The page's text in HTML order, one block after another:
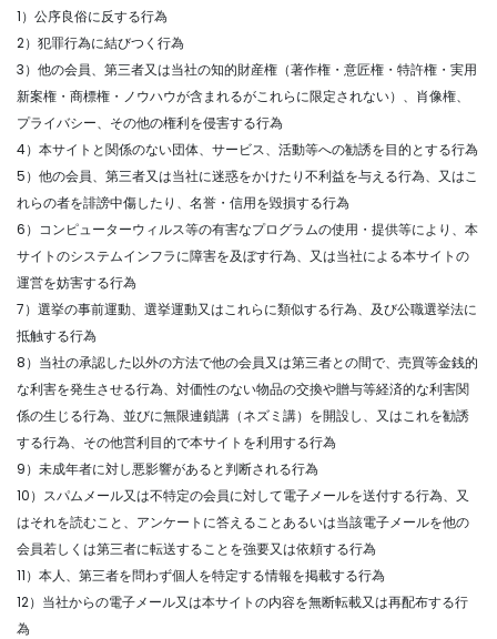
1）公序良俗に反する行為
2）犯罪行為に結びつく行為
3）他の会員、第三者又は当社の知的財産権（著作権・意匠権・特許権・実用
新案権・商標権・ノウハウが含まれるがこれらに限定されない）、肖像権、
プライバシー、その他の権利を侵害する行為
4）本サイトと関係のない団体、サービス、活動等への勧誘を目的とする行為
5）他の会員、第三者又は当社に迷惑をかけたり不利益を与える行為、又はこ
れらの者を誹謗中傷したり、名誉・信用を毀損する行為
6）コンピューターウィルス等の有害なプログラムの使用・提供等により、本
サイトのシステムインフラに障害を及ぼす行為、又は当社による本サイトの
運営を妨害する行為
7）選挙の事前運動、選挙運動又はこれらに類似する行為、及び公職選挙法に
抵触する行為
8）当社の承認した以外の方法で他の会員又は第三者との間で、売買等金銭的
な利害を発生させる行為、対価性のない物品の交換や贈与等経済的な利害関
係の生じる行為、並びに無限連鎖講（ネズミ講）を開設し、又はこれを勧誘
する行為、その他営利目的で本サイトを利用する行為
9）未成年者に対し悪影響があると判断される行為
10）スパムメール又は不特定の会員に対して電子メールを送付する行為、又
はそれを読むこと、アンケートに答えることあるいは当該電子メールを他の
会員若しくは第三者に転送することを強要又は依頼する行為
11）本人、第三者を問わず個人を特定する情報を掲載する行為
12）当社からの電子メール又は本サイトの内容を無断転載又は再配布する行
為